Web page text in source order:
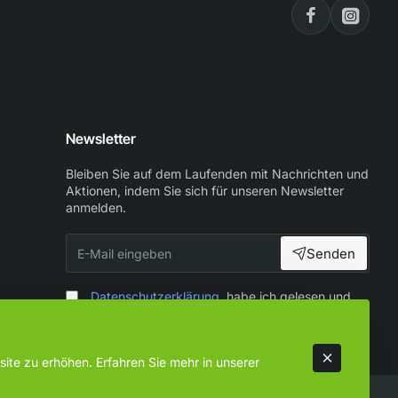
zu erhöhen. Erfahren Sie mehr in unserer
Newsletter
Bleiben Sie auf dem Laufenden mit Nachrichten und
Aktionen, indem Sie sich für unseren Newsletter
anmelden.
Mail
Senden
Datenschutzerklärung habe ich gelesen und